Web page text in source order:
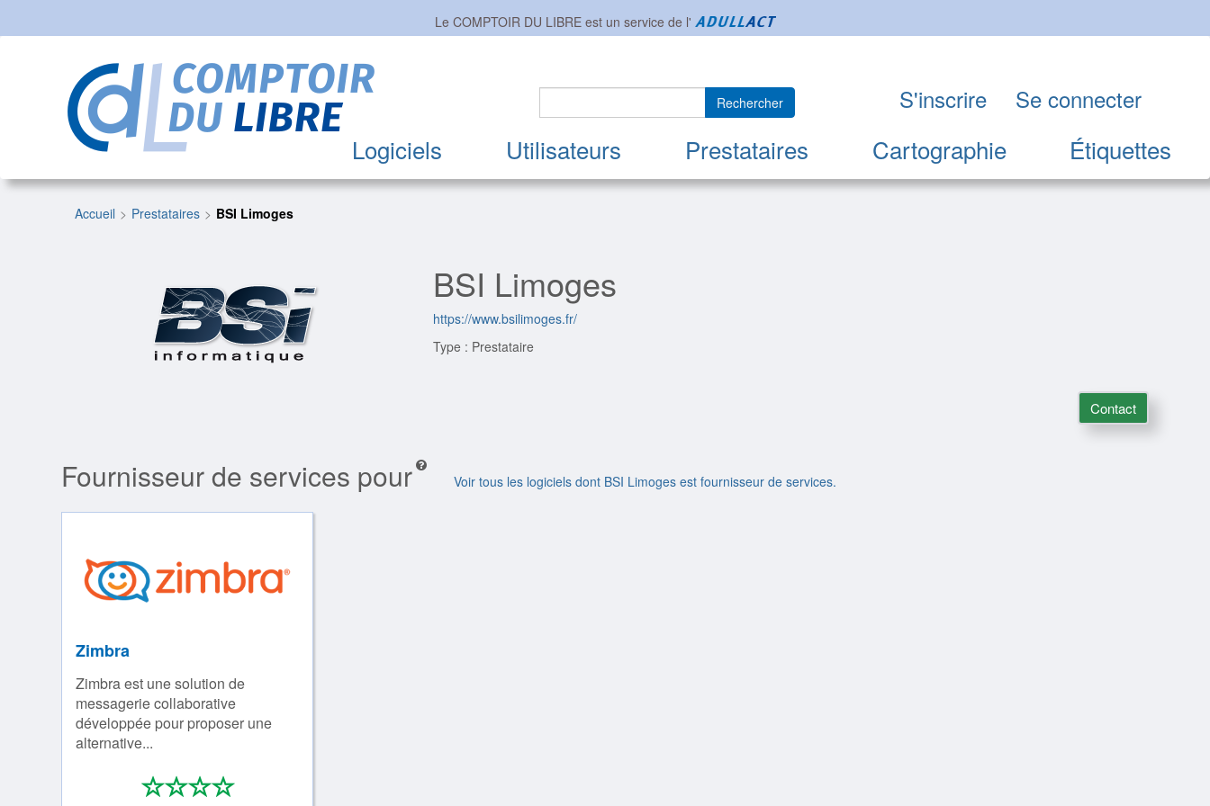
Le COMPTOIR DU LIBRE est un service de l'
Logiciels Utilisateurs Prestataires Cartographie Étiquettes
Rechercher S'inscrire Se connecter
Accueil Prestataires BSI Limoges
BSI Limoges
https://www.bsilimoges.fr/
Type : Prestataire
Contact
Fournisseur de services pour Voir tous les logiciels dont BSI Limoges est fournisseur de services.
Zimbra
Zimbra est une solution de
messagerie collaborative
développée pour proposer une
alternative...
****
0/4